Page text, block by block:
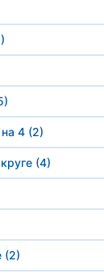
4 (2)
(4)
(2)